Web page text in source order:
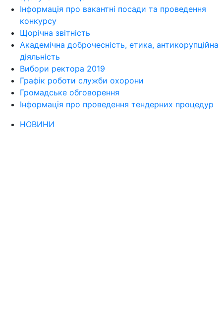
Інформація про вакантні посади та проведення
конкурсу
Щорічна звітність
Академічна доброчесність, етика, антикорупційна
діяльність
Вибори ректора 2019
Графік роботи служби охорони
Громадське обговорення
Інформація про проведення тендерних процедур
НОВИНИ